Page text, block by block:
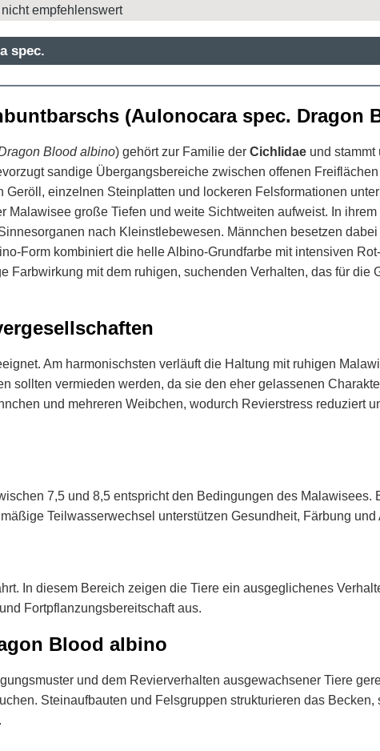
nicht empfehlenswert
spec.
(Aulonocara spec. Dragon
Blood albino) gehört zur Familie der Cichlidae und
sandige Übergangsbereiche zwischen offenen
einzelnen Steinplatten und lockeren Felsformationen
große Tiefen und weite Sichtweiten aufweist. In
nach Kleinstlebewesen. Männchen besetzen
Form kombiniert die helle Albino-Grundfarbe mit intensiven
Farbwirkung mit dem ruhigen, suchenden Verhalten, das für die
Am harmonischsten verläuft die Haltung mit ruhigen
sollten vermieden werden, da sie den eher gelassenen
und mehreren Weibchen, wodurch Revierstress reduziert
7,5 und 8,5 entspricht den Bedingungen des Malawisees.
Teilwasserwechsel unterstützen Gesundheit, Färbung und
In diesem Bereich zeigen die Tiere ein ausgeglichenes
Fortpflanzungsbereitschaft aus.
Blood albino
und dem Revierverhalten ausgewachsener Tiere
Steinaufbauten und Felsgruppen strukturieren das